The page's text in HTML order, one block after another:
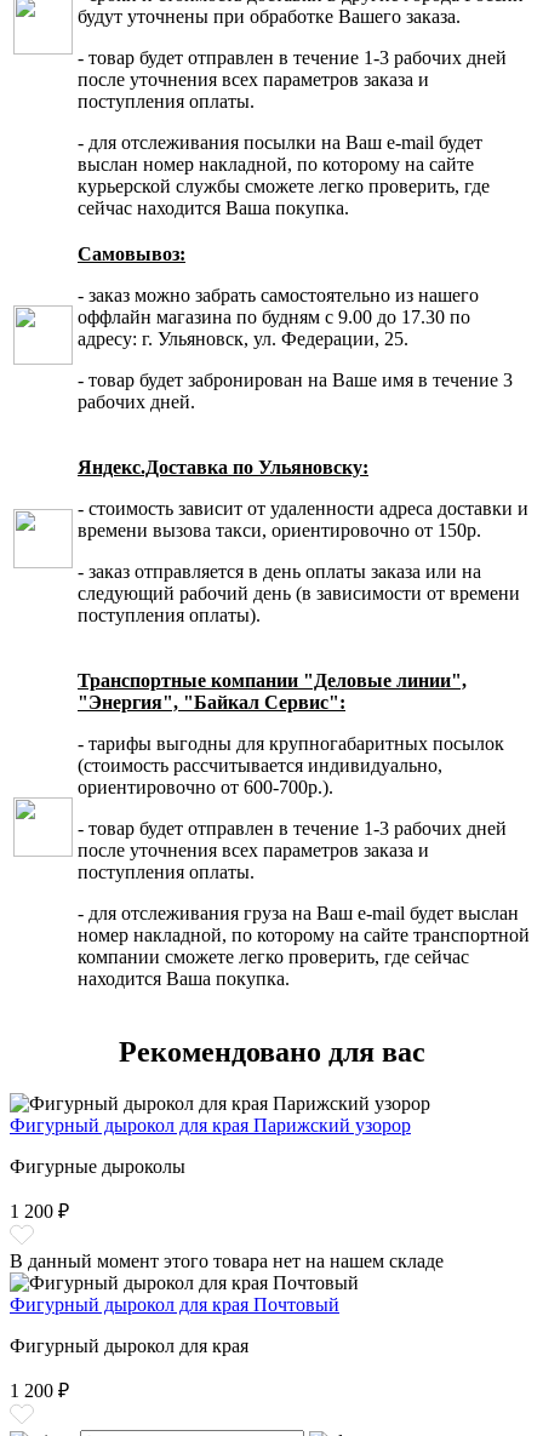
будут уточнены при обработке Вашего заказа.
- товар будет отправлен в течение 1-3 рабочих дней
после уточнения всех параметров заказа и
поступления оплаты.
- для отслеживания посылки на Ваш e-mail будет
выслан номер накладной, по которому на сайте
курьерской службы сможете легко проверить, где
сейчас находится Ваша покупка.
Самовывоз:
- заказ можно забрать самостоятельно из нашего
оффлайн магазина по будням с 9.00 до 17.30 по
адресу: г. Ульяновск, ул. Федерации, 25.
- товар будет забронирован на Ваше имя в течение 3
рабочих дней.
Яндекс.Доставка по Ульяновску:
- стоимость зависит от удаленности адреса доставки и
времени вызова такси, ориентировочно от 150р.
- заказ отправляется в день оплаты заказа или на
следующий рабочий день (в зависимости от времени
поступления оплаты).
Транспортные компании "Деловые линии",
"Энергия", "Байкал Сервис":
- тарифы выгодны для крупногабаритных посылок
(стоимость рассчитывается индивидуально,
ориентировочно от 600-700р.).
- товар будет отправлен в течение 1-3 рабочих дней
после уточнения всех параметров заказа и
поступления оплаты.
- для отслеживания груза на Ваш e-mail будет выслан
номер накладной, по которому на сайте транспортной
компании сможете легко проверить, где сейчас
находится Ваша покупка.
Рекомендовано для вас
Фигурный дырокол для края Парижский узорор
Фигурные дыроколы
1 200 ₽
В данный момент этого товара нет на нашем складе
Фигурный дырокол для края Почтовый
Фигурный дырокол для края
1 200 ₽